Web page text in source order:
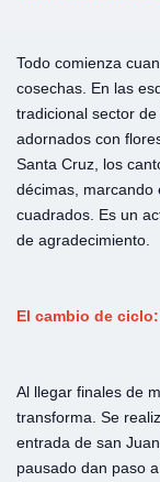
Todo comienza
cosechas. En las
tradicional sector
adornados con
Santa Cruz, los
décimas, marcando
cuadrados. Es un
de agradecimiento.
El cambio de
Al llegar finales de
transforma. Se
entrada de san
pausado dan paso